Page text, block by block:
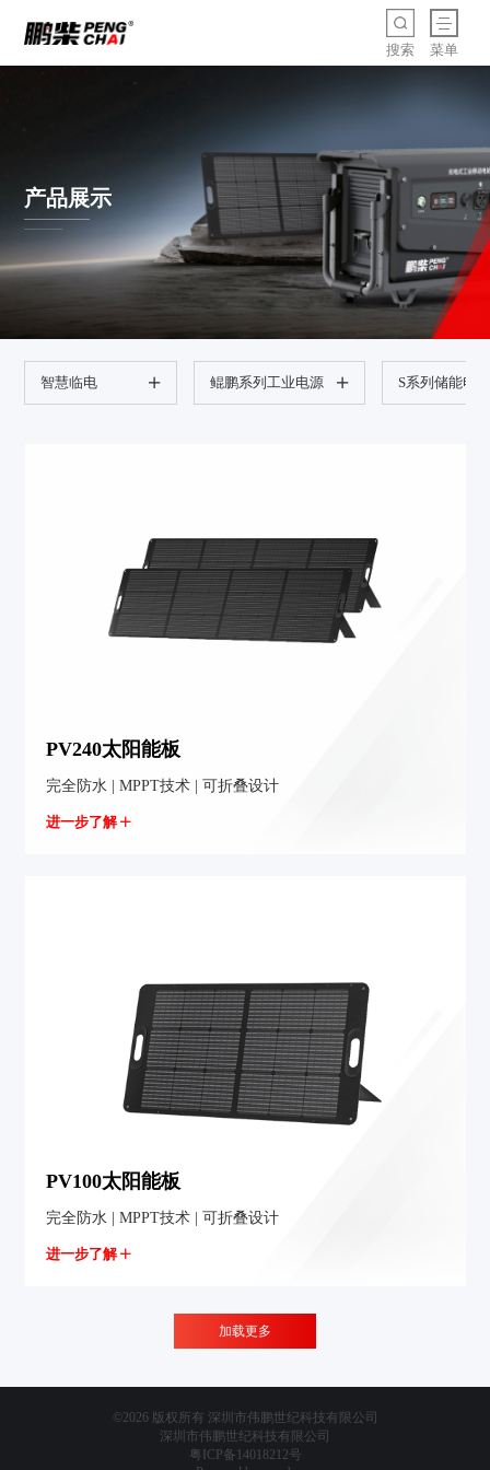
菜单
搜索
产品展示
智慧临电 鲲鹏系列工业电源 S系列储能电
PV240太阳能板
完全防水 | MPPT技术 | 可折叠设计
进一步了解
PV100太阳能板
完全防水 | MPPT技术 | 可折叠设计
进一步了解
加载更多
©2026 版权所有 深圳市伟鹏世纪科技有限公司
深圳市伟鹏世纪科技有限公司
粤ICP备14018212号